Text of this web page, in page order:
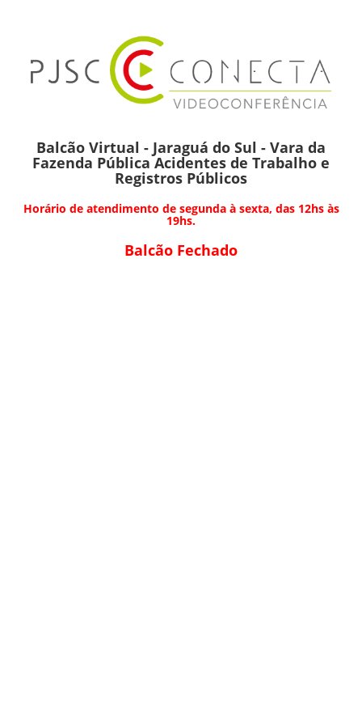
Balcão Virtual - Jaraguá do Sul - Vara da
Fazenda Pública Acidentes de Trabalho e
Registros Públicos
Horário de atendimento de segunda à sexta, das 12hs às
19hs.
Balcão Fechado